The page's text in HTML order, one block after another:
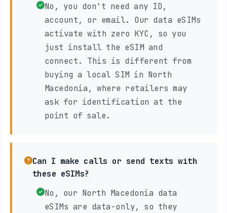
No, you don't need any ID,
account, or email. Our data eSIMs
activate with zero KYC, so you
just install the eSIM and
connect. This is different from
buying a local SIM in North
Macedonia, where retailers may
ask for identification at the
point of sale.
Can I make calls or send texts with
these eSIMs?
No, our North Macedonia data
eSIMs are data-only, so they